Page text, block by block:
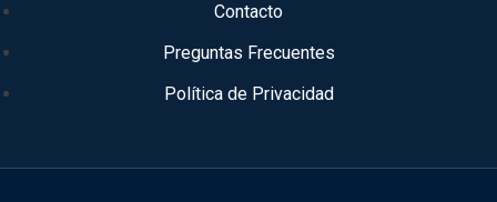
Contacto
Preguntas Frecuentes
Política de Privacidad